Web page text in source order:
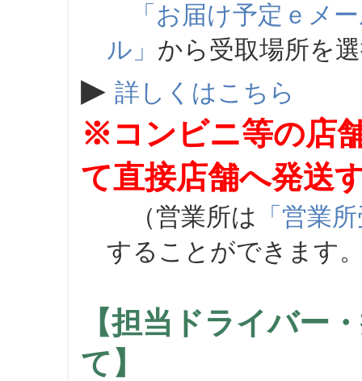
「お届け予定ｅメ
ル」 から受取場所を
▶ 詳しくはこちら
※コンビニ等の店
て直接店舗へ発送
（営業所は 「営業
することができます
【担当ドライバー
て】